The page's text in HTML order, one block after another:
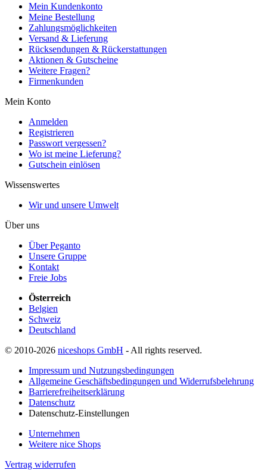
Mein Kundenkonto
Meine Bestellung
Zahlungsmöglichkeiten
Versand & Lieferung
Rücksendungen & Rückerstattungen
Aktionen & Gutscheine
Weitere Fragen?
Firmenkunden
Mein Konto
Anmelden
Registrieren
Passwort vergessen?
Wo ist meine Lieferung?
Gutschein einlösen
Wissenswertes
Wir und unsere Umwelt
Über uns
Über Peganto
Unsere Gruppe
Kontakt
Freie Jobs
Österreich
Belgien
Schweiz
Deutschland
© 2010-2026 niceshops GmbH - All rights reserved.
Impressum und Nutzungsbedingungen
Allgemeine Geschäftsbedingungen und Widerrufsbelehrung
Barrierefreiheitserklärung
Datenschutz
Datenschutz-Einstellungen
Unternehmen
Weitere nice Shops
Vertrag widerrufen